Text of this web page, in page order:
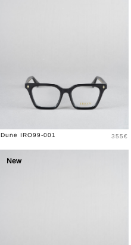
Dune IRO99-001 Prix
355€
New